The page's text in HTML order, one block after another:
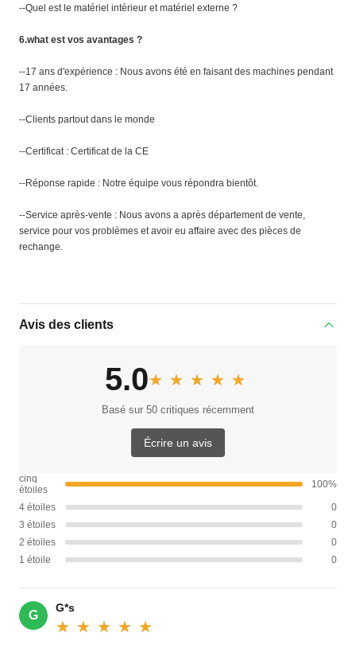
--Quel est le matériel intérieur et matériel externe ?
6.what est vos avantages ?
--17 ans d'expérience : Nous avons été en faisant des machines pendant
17 années.
--Clients partout dans le monde
--Certificat : Certificat de la CE
--Réponse rapide : Notre équipe vous répondra bientôt.
--Service après-vente : Nous avons a après département de vente,
service pour vos problèmes et avoir eu affaire avec des pièces de
rechange.
Avis des clients
5.0★★★★★
★★★★★
Basé sur 50 critiques récemment
Écrire un avis
cinq
étoiles
100%
4 étoiles
0
3 étoiles
0
2 étoiles
0
1 étoile
0
G
G*s
★★★★★
★★★★★